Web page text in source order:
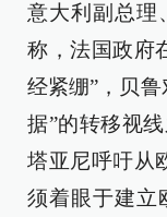
意大利副总理
称，法国政府
经紧绷”，贝
据”的转移视
塔亚尼呼吁从
须着眼于建立